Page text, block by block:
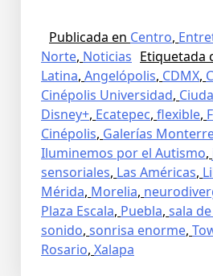
Publicada en Centro,
Norte, Noticias Etiquetada
Latina, Angelópolis, CDMX,
Cinépolis Universidad,
Disney+, Ecatepec, flexible,
Cinépolis, Galerías
Iluminemos por el Autismo,
sensoriales, Las Américas,
Mérida, Morelia,
Plaza Escala, Puebla, sala
sonido, sonrisa enorme,
Rosario, Xalapa